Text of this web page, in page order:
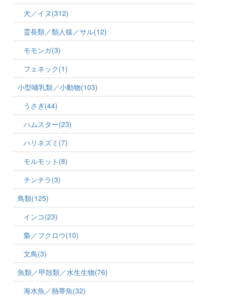
犬／イヌ(312)
霊長類／類人猿／サル(12)
モモンガ(3)
フェネック(1)
小型哺乳類／小動物(103)
うさぎ(44)
ハムスター(23)
ハリネズミ(7)
モルモット(8)
チンチラ(3)
鳥類(125)
インコ(23)
梟／フクロウ(10)
文鳥(3)
魚類／甲殻類／水生生物(76)
海水魚／熱帯魚(32)